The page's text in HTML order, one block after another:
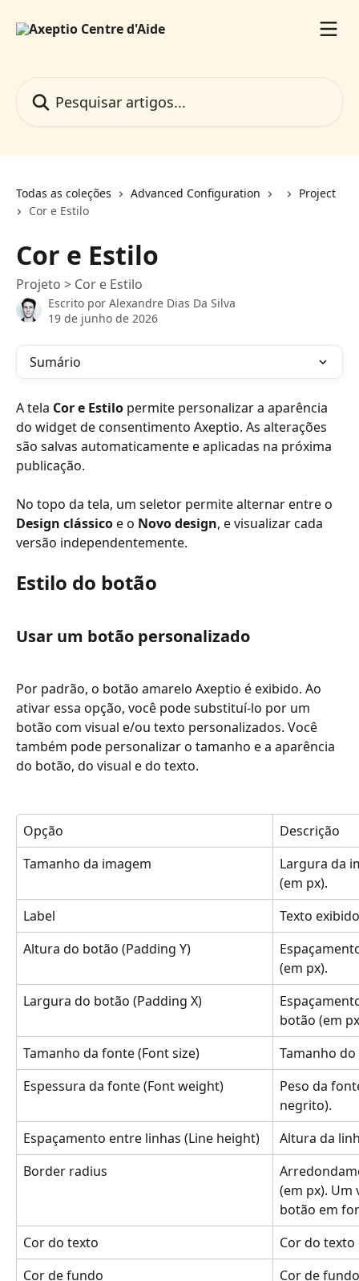
Todas as coleções Advanced Configuration
Project
Cor e Estilo
Cor e Estilo
Projeto > Cor e Estilo
Escrito por Alexandre Dias Da Silva
19 de junho de 2026
Sumário
A tela Cor e Estilo permite personalizar a aparência
do widget de consentimento Axeptio. As alterações
são salvas automaticamente e aplicadas na próxima
publicação.
No topo da tela, um seletor permite alternar entre o
Design clássico e o Novo design, e visualizar cada
versão independentemente.
Estilo do botão
Usar um botão personalizado
Por padrão, o botão amarelo Axeptio é exibido. Ao
ativar essa opção, você pode substituí-lo por um
botão com visual e/ou texto personalizados. Você
também pode personalizar o tamanho e a aparência
do botão, do visual e do texto.
Opção
Descrição
Tamanho da imagem
Largura da
(em px).
Label
Texto
Altura do botão (Padding Y)
(em px).
Largura do botão (Padding X)
botão (em
Tamanho da fonte (Font size)
Tamanho
Espessura da fonte (Font weight)
Peso da
negrito).
Espaçamento entre linhas (Line height)
Altura da
Border radius
(em px).
botão em
Cor do texto
Cor do
Cor de fundo
Cor de